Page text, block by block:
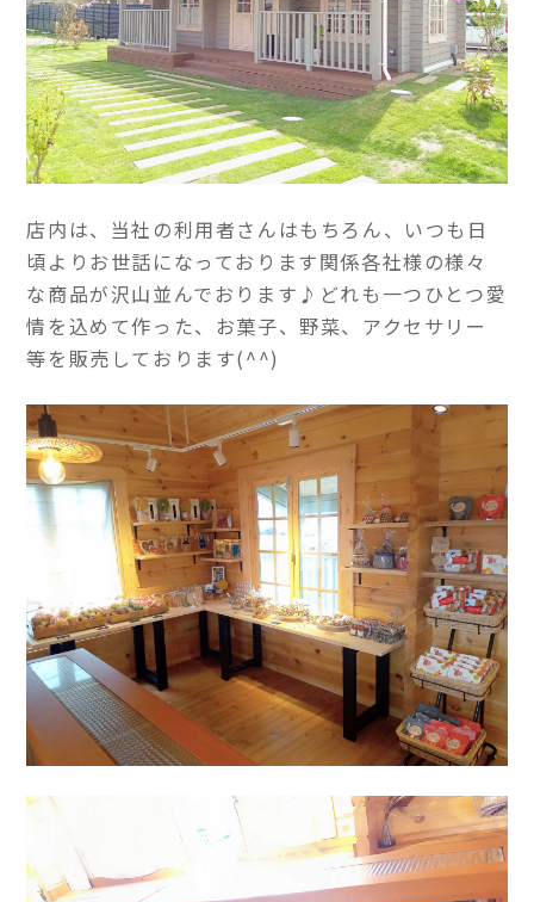
店内は、当社の利用者さんはもちろん、いつも日
頃よりお世話になっております関係各社様の様々
な商品が沢山並んでおります♪どれも一つひとつ愛
情を込めて作った、お菓子、野菜、アクセサリー
等を販売しております(^^)